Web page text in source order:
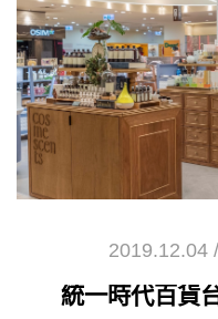
2019.12.04 /
統一時代百貨